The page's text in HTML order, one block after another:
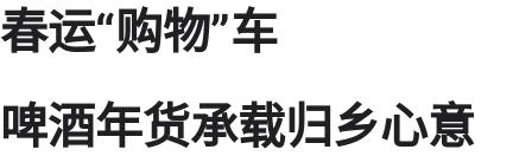
春运“购物”车
啤酒年货承载归乡心意